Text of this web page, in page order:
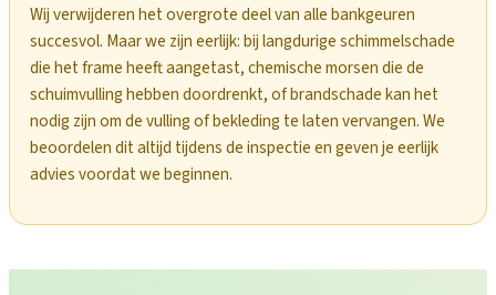
Wij verwijderen het overgrote deel van alle bankgeuren
succesvol. Maar we zijn eerlijk: bij langdurige schimmelschade
die het frame heeft aangetast, chemische morsen die de
schuimvulling hebben doordrenkt, of brandschade kan het
nodig zijn om de vulling of bekleding te laten vervangen. We
beoordelen dit altijd tijdens de inspectie en geven je eerlijk
advies voordat we beginnen.